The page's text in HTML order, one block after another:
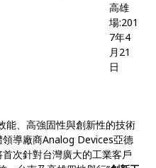
高雄
場:201
7年4
月21
日
能、高強固性與創新性的技術
領導廠商Analog Devices亞德
次針對台灣廣大的工業客戶